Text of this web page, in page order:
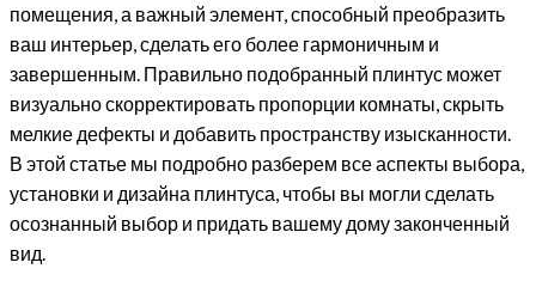
помещения, а важный элемент, способный преобразить
ваш интерьер, сделать его более гармоничным и
завершенным. Правильно подобранный плинтус может
визуально скорректировать пропорции комнаты, скрыть
мелкие дефекты и добавить пространству изысканности.
В этой статье мы подробно разберем все аспекты выбора,
установки и дизайна плинтуса, чтобы вы могли сделать
осознанный выбор и придать вашему дому законченный
вид.